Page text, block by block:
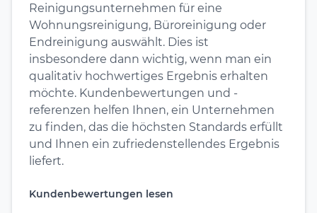
Reinigungsunternehmen für eine
Wohnungsreinigung, Büroreinigung oder
Endreinigung auswählt. Dies ist
insbesondere dann wichtig, wenn man ein
qualitativ hochwertiges Ergebnis erhalten
möchte. Kundenbewertungen und -
referenzen helfen Ihnen, ein Unternehmen
zu finden, das die höchsten Standards erfüllt
und Ihnen ein zufriedenstellendes Ergebnis
liefert.
Kundenbewertungen lesen